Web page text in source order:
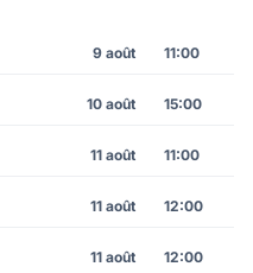
9 août 11:00
10 août 15:00
11 août 11:00
11 août 12:00
11 août 12:00